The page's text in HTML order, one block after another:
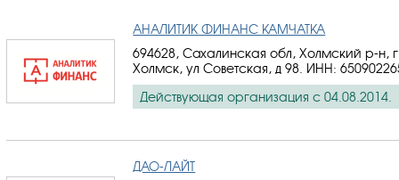
АНАЛИТИК ФИНАНС КАМЧАТКА
694628, Сахалинская обл, Холмский р-н, г
Холмск, ул Советская, д 98. ИНН:
Действующая организация с 04.08.2014.
ДАО-ЛАЙТ